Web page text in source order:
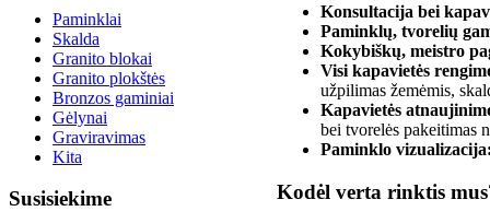
Konsultacija bei
Paminklų, tvorelių
Kokybiškų, meistro
Visi kapavietės
užpilimas žemėmis,
Kapavietės
bei tvorelės pakeitimas
Paminklo
Kodėl verta rinktis
Paminklai
Skalda
Granito blokai
Granito plokštės
Bronzos gaminiai
Gėlynai
Graviravimas
Kita
Susisiekime